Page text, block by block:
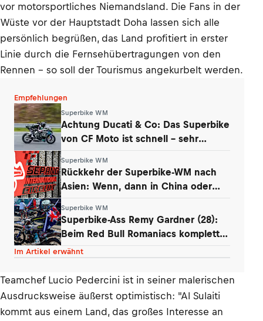
vor motorsportliches Niemandsland. Die Fans in der
Wüste vor der Hauptstadt Doha lassen sich alle
persönlich begrüßen, das Land profitiert in erster
Linie durch die Fernsehübertragungen von den
Rennen – so soll der Tourismus angekurbelt werden.
Empfehlungen
Superbike WM
Achtung Ducati & Co: Das Superbike
von CF Moto ist schnell – sehr
Superbike WM
Rückkehr der Superbike-WM nach
Asien: Wenn, dann in China oder
Superbike WM
Superbike-Ass Remy Gardner (28):
Beim Red Bull Romaniacs komplett
am Limit
Im Artikel erwähnt
Teamchef Lucio Pedercini ist in seiner malerischen
Ausdrucksweise äußerst optimistisch: "Al Sulaiti
kommt aus einem Land, das großes Interesse an